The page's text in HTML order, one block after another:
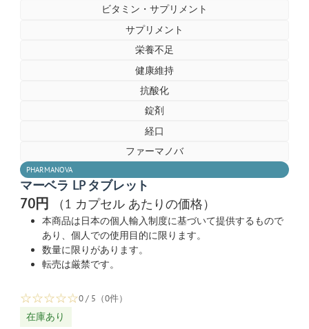
ビタミン・サプリメント
サプリメント
栄養不足
健康維持
抗酸化
錠剤
経口
ファーマノバ
PHARMANOVA
マーベラ LP タブレット
70円 （1 カプセル あたりの価格）
本商品は日本の個人輸入制度に基づいて提供するもので
あり、個人での使用目的に限ります。
数量に限りがあります。
転売は厳禁です。
☆☆☆☆☆0 / 5（0件）
在庫あり